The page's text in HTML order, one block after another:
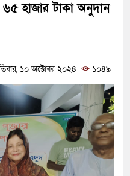
৬৫ হাজার টাকা অনুদান
১০ অক্টোবর ২০২৪
১০৪৯